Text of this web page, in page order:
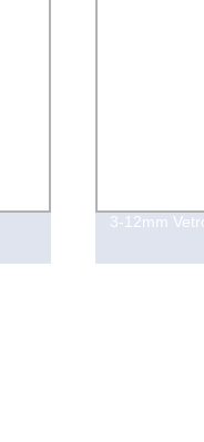
3-12mm